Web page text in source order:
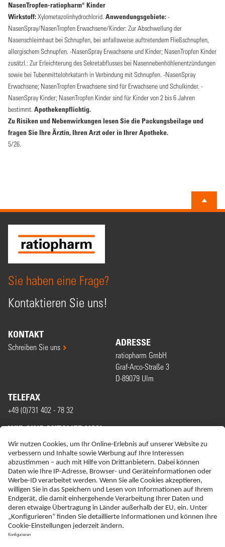
NasenTropfen-ratiopharm® Kinder
Wirkstoff:Xylometazolinhydrochlorid. Anwendungsgebiete:-
NasenSpray/NasenTropfen Erwachsene/Kinder: Zur Abschwellung der
Nasenschleimhaut bei Schnupfen, bei anfallsweise auftretendem Fließschnupfen,
allergischem Schnupfen. -NasenSpray Erwachsene und Kinder; NasenTropfen Kinder
zusätzl.: Zur Erleichterung des Sekretabflusses bei Nasennebenhöhlenentzündungen
sowie bei Tubenmittelohrkatarrh in Verbindung mit Schnupfen. -NasenSpray
Erwachsene; NasenTropfen Erwachsene sind für Erwachsene und Schulkinder. -
NasenSpray Kinder; NasenTropfen Kinder sind für Kinder von 2 bis 6 Jahren
bestimmt. Apothekenpflichtig.
Zu Risiken und Nebenwirkungen lesen Sie die Packungsbeilage und
fragen Sie Ihre Ärztin, Ihren Arzt oder in Ihrer Apotheke.
5/26.
Sie haben eine Frage?
Kontaktieren Sie uns!
KONTAKT
Schreiben Sie uns ADRESSE
ratiopharm GmbH
Graf-Arco-Straße 3
D-89079 Ulm
TELEFAX
+49 (0)731 402 - 78 32
WIR SIND MITGLIED VON
ERKLÄRUNG ZUR BARRIEREFREIHEIT
IMPRESSUM
NEBENWIRKUNGSANZEIGEN